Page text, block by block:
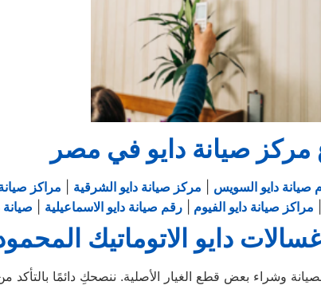
مركز صيانة دايو في مصر
صيانة دايو السويس مركز صيانة دايو الشرقية مراكز
مراكز صيانة دايو الفيوم |رقم صيانة دايو الاسماعيلية
دايو الاتوماتيك
وشراء بعض قطع الغيار الأصلية. ننصحكِ دائمًا بالتأكد من